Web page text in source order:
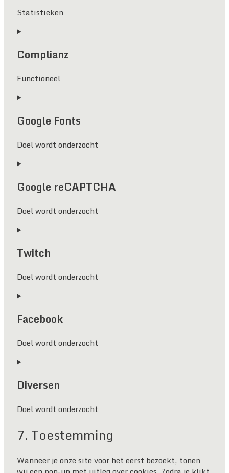
Statistieken
Consent
service
google-
analytics
Complianz
Functioneel
Consent
service
complianz
Google Fonts
Doel wordt onderzocht
Consent
service
google-
fonts
Google reCAPTCHA
Doel wordt onderzocht
Consent
service
recaptcha
Twitch
Doel wordt onderzocht
Consent
service
Facebook
Doel wordt onderzocht
Consent
service
Diversen
Doel wordt onderzocht
to
diversen
7. Toestemming
Wanneer je onze site voor het eerst bezoekt, tonen